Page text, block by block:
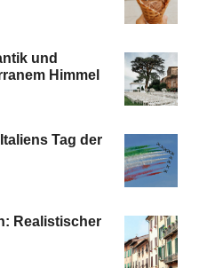
und
Himmel
Tag der
Realistischer